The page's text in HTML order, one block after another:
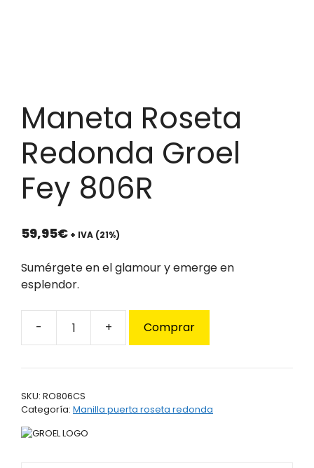
Maneta Roseta
Redonda Groel
Fey 806R
59,95€ + IVA (21%)
Sumérgete en el glamour y emerge en
esplendor.
-
Maneta
Redonda
806R
+ Comprar
SKU: RO806CS
Categoría: Manilla puerta roseta redonda